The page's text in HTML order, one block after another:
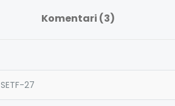
Komentari (3)
SETF-27